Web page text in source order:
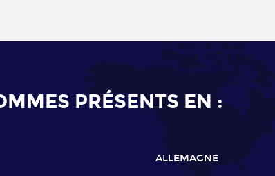
PRÉSENTS EN :
ALLEMAGNE